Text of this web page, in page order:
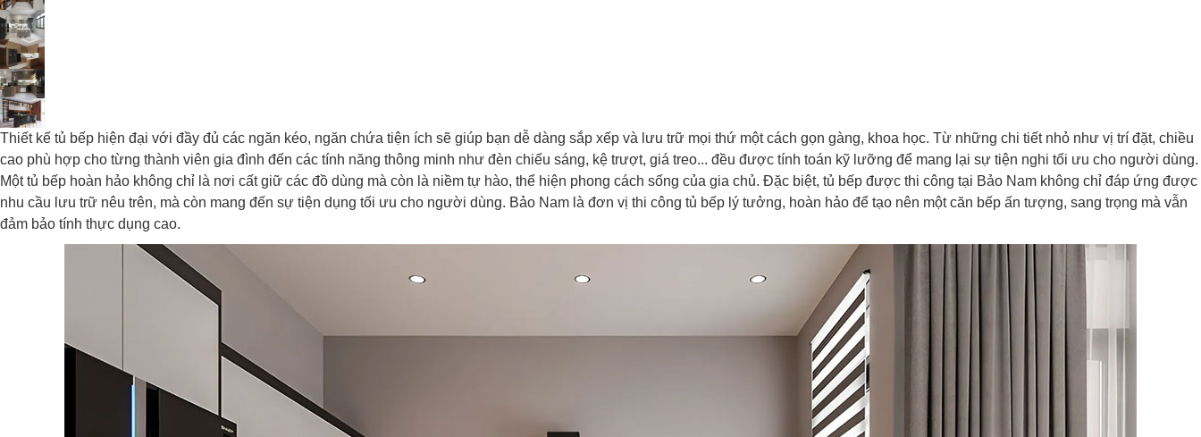
Thiết kế tủ bếp hiện đại với đầy đủ các ngăn kéo, ngăn chứa tiện ích sẽ giúp bạn dễ dàng sắp xếp và lưu trữ mọi thứ một cách gọn gàng, khoa học. Từ những chi tiết nhỏ như vị trí đặt, chiều
cao phù hợp cho từng thành viên gia đình đến các tính năng thông minh như đèn chiếu sáng, kệ trượt, giá treo... đều được tính toán kỹ lưỡng để mang lại sự tiện nghi tối ưu cho người dùng.
Một tủ bếp hoàn hảo không chỉ là nơi cất giữ các đồ dùng mà còn là niềm tự hào, thể hiện phong cách sống của gia chủ. Đặc biệt, tủ bếp được thi công tại Bảo Nam không chỉ đáp ứng được
nhu cầu lưu trữ nêu trên, mà còn mang đến sự tiện dụng tối ưu cho người dùng. Bảo Nam là đơn vị thi công tủ bếp lý tưởng, hoàn hảo để tạo nên một căn bếp ấn tượng, sang trọng mà vẫn
đảm bảo tính thực dụng cao.